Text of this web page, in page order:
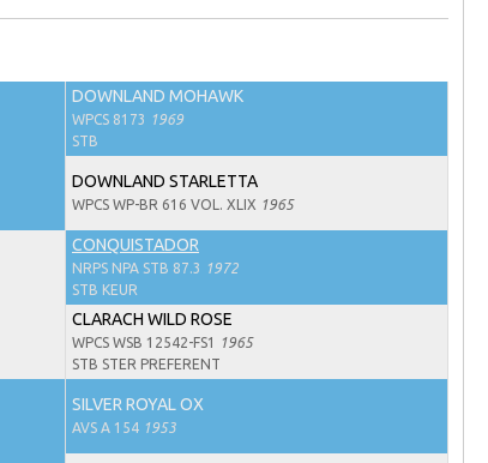
DOWNLAND MOHAWK
WPCS 8173
1969
STB
DOWNLAND STARLETTA
WPCS WP-BR 616 VOL. XLIX 1965
CONQUISTADOR
NRPS NPA STB 87.3
1972
STB KEUR
CLARACH WILD ROSE
WPCS WSB 12542-FS1
1965
STB STER PREFERENT
SILVER ROYAL OX
AVS A 154 1953